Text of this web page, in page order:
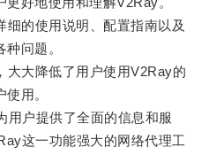
的使用说明、配置指南以及
问题。
大降低了用户使用V2Ray的
用。
户提供了全面的信息和服
这一功能强大的网络代理工